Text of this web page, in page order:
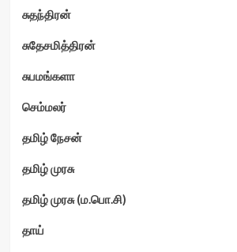
சுதந்திரன்
சுதேசமித்திரன்
சுபமங்களா
செம்மலர்
தமிழ் நேசன்
தமிழ் முரசு
தமிழ் முரசு (ம.பொ.சி)
தாய்